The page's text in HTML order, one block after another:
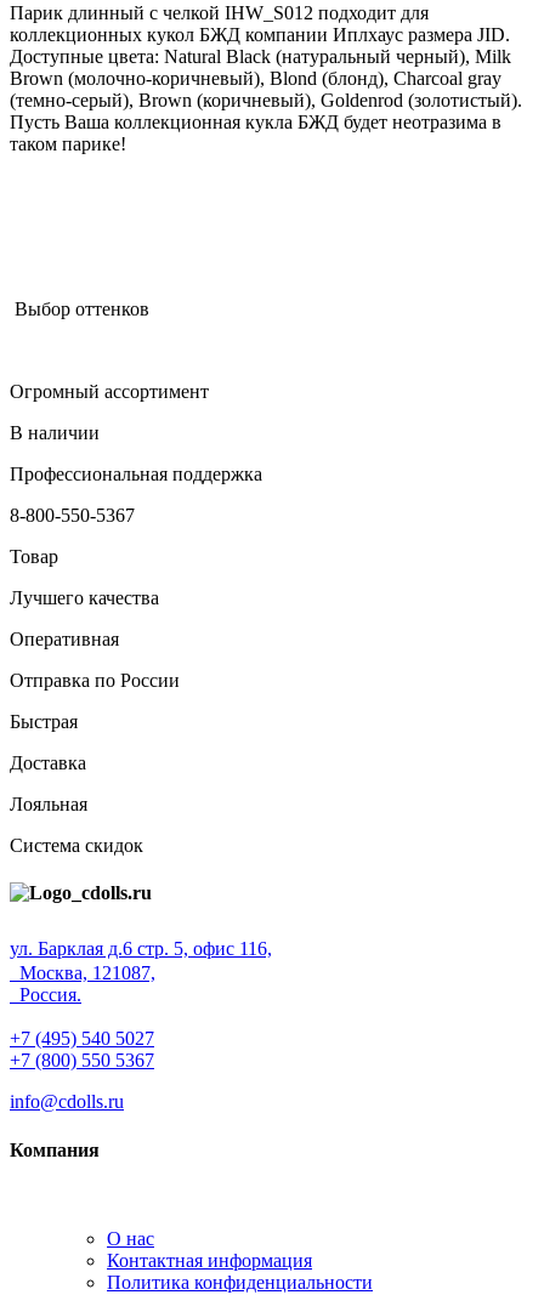
Парик длинный с челкой IHW_S012 подходит для
коллекционных кукол БЖД компании Иплхаус размера JID.
Доступные цвета: Natural Black (натуральный черный), Milk
Brown (молочно-коричневый), Blond (блонд), Charcoal gray
(темно-серый), Brown (коричневый), Goldenrod (золотистый).
Пусть Ваша коллекционная кукла БЖД будет неотразима в
таком парике!
Выбор оттенков
Огромный ассортимент
В наличии
Профессиональная поддержка
8-800-550-5367
Товар
Лучшего качества
Оперативная
Отправка по России
Быстрая
Доставка
Лояльная
Система скидок
ул. Барклая д.6 стр. 5, офис 116,
Москва, 121087,
Россия.
+7 (495) 540 5027
+7 (800) 550 5367
info@cdolls.ru
Компания
О нас
Контактная информация
Политика конфиденциальности